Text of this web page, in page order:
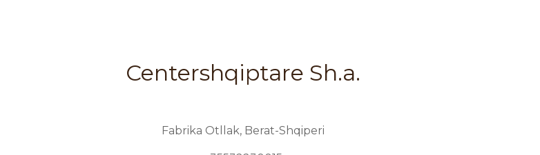
Centershqiptare Sh.a.
Fabrika Otllak, Berat-Shqiperi